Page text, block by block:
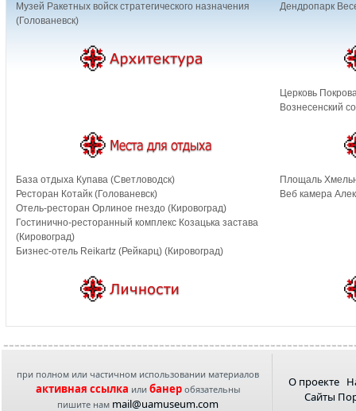
Музей Ракетных войск стратегического назначения
(Голованевск)
Дендропарк
Церковь
Вознесенский
База отдыха Купава (Светловодск)
Ресторан Котайк (Голованевск)
Отель-ресторан Орлиное гнездо (Кировоград)
Гостинично-ресторанный комплекс Козацька застава
(Кировоград)
Бизнес-отель Reikartz (Рейкарц) (Кировоград)
Площаль
Веб камера
при полном или частичном использовании материалов
активная ссылка или банеробязательны
пишите нам mail@uamuseum.com
О проекте
Сайты